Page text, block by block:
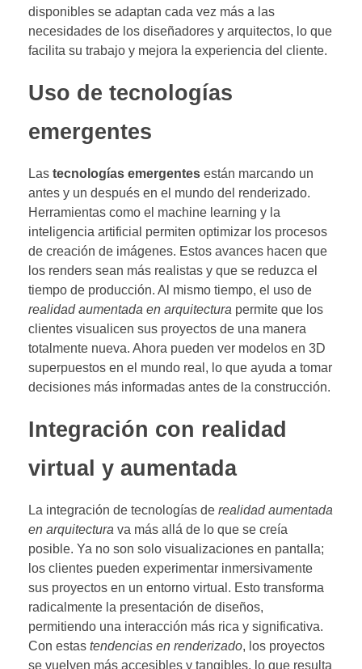
disponibles se adaptan cada vez más a las
necesidades de los diseñadores y arquitectos, lo que
facilita su trabajo y mejora la experiencia del cliente.
Uso de tecnologías
emergentes
Las tecnologías emergentes están marcando un
antes y un después en el mundo del renderizado.
Herramientas como el machine learning y la
inteligencia artificial permiten optimizar los procesos
de creación de imágenes. Estos avances hacen que
los renders sean más realistas y que se reduzca el
tiempo de producción. Al mismo tiempo, el uso de
realidad aumentada en arquitectura permite que los
clientes visualicen sus proyectos de una manera
totalmente nueva. Ahora pueden ver modelos en 3D
superpuestos en el mundo real, lo que ayuda a tomar
decisiones más informadas antes de la construcción.
Integración con realidad
virtual y aumentada
La integración de tecnologías de realidad aumentada
en arquitectura va más allá de lo que se creía
posible. Ya no son solo visualizaciones en pantalla;
los clientes pueden experimentar inmersivamente
sus proyectos en un entorno virtual. Esto transforma
radicalmente la presentación de diseños,
permitiendo una interacción más rica y significativa.
Con estas tendencias en renderizado, los proyectos
se vuelven más accesibles y tangibles, lo que resulta